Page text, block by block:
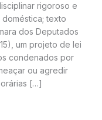
rigoroso e
texto
dos Deputados
um projeto de lei
condenados por
ou agredir
[…]